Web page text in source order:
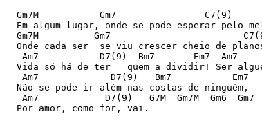
  Gm7M           Gm7                C7(9)
Em algum lugar, onde se pode esperar pelo
Gm7M          Gm7
Onde cada ser  se viu crescer cheio de
Am7           D7(9)  Bm7       Em7  Am7
Vida só há de ter   quem a dividir! Ser
   Am7             D7(9)   Bm7           Em7
  Não se pode ir além nas costas de ninguém,
   Am7            D7(9)   G7M  Gm7M  Gm6  Gm7
  Por amor, como for, vai.